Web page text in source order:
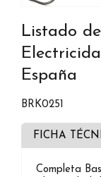
Listado
España
BRK0251
FICHA
Completa